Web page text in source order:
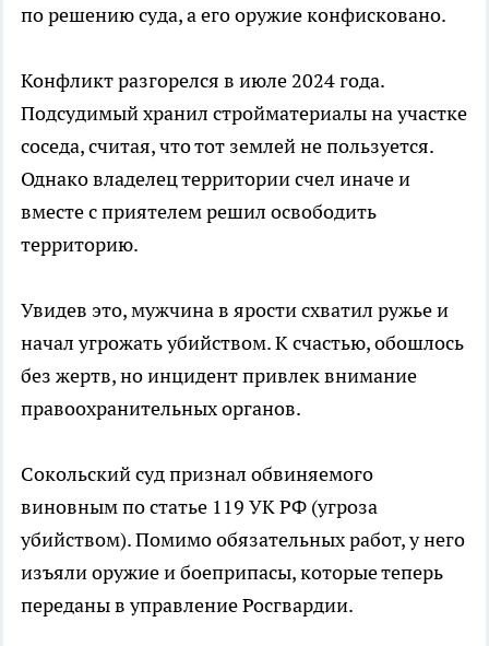
по решению суда, а его оружие конфисковано.
Конфликт разгорелся в июле 2024 года.
Подсудимый хранил стройматериалы на участке
соседа, считая, что тот землей не пользуется.
Однако владелец территории счел иначе и
вместе с приятелем решил освободить
территорию.
Увидев это, мужчина в ярости схватил ружье и
начал угрожать убийством. К счастью, обошлось
без жертв, но инцидент привлек внимание
правоохранительных органов.
Сокольский суд признал обвиняемого
виновным по статье 119 УК РФ (угроза
убийством). Помимо обязательных работ, у него
изъяли оружие и боеприпасы, которые теперь
переданы в управление Росгвардии.